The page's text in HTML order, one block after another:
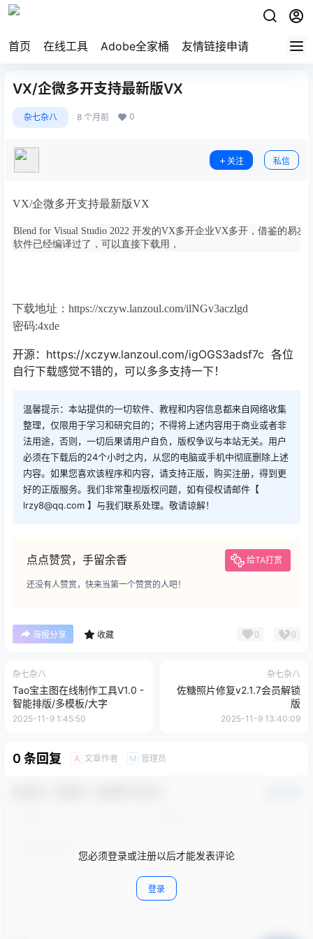
首页 在线工具 Adobe全家桶 友情链接申请
VX/企微多开支持最新版VX
杂七杂八 8 个月前 0
关注 私信
VX/企微多开支持最新版VX
Blend for Visual Studio 2022 开发的VX多开企业VX多开，借鉴的易
软件已经编译过了，可以直接下载用，
下载地址：https://xczyw.lanzoul.com/ilNGv3aczlgd
密码:4xde
开源：https://xczyw.lanzoul.com/igOGS3adsf7c 各位
自行下载感觉不错的，可以多多支持一下！
温馨提示：本站提供的一切软件、教程和内容信息都来自网络收集
整理，仅限用于学习和研究目的；不得将上述内容用于商业或者非
法用途，否则，一切后果请用户自负，版权争议与本站无关。用户
必须在下载后的24个小时之内，从您的电脑或手机中彻底删除上述
内容。如果您喜欢该程序和内容，请支持正版，购买注册，得到更
好的正版服务。我们非常重视版权问题，如有侵权请邮件【
lrzy8@qq.com 】与我们联系处理。敬请谅解！
点点赞赏，手留余香 给TA打赏
还没有人赞赏，快来当第一个赞赏的人吧！
海报分享 收藏 0 0
杂七杂八
Tao宝主图在线制作工具V1.0 -
智能排版/多模板/大字
2025-11-9 1:45:50
杂七杂八
佐糖照片修复v2.1.7会员解锁
版
2025-11-9 13:40:09
0 条回复 A 文章作者 M 管理员
您必须登录或注册以后才能发表评论
登录